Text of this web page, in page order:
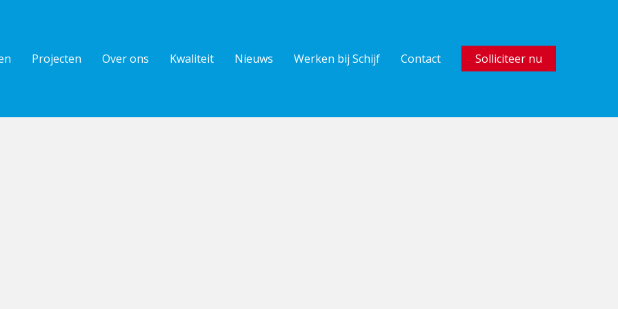
Projecten Over ons Kwaliteit Nieuws Werken bij Schijf Contact Solliciteer nu